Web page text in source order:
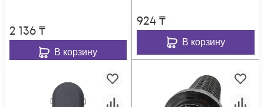
2 136₸
В корзину
924₸
В корзину